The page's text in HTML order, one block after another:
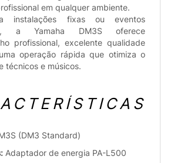
em qualquer ambiente.
instalações fixas ou eventos
a Yamaha DM3S oferece
profissional, excelente qualidade
operação rápida que otimiza o
técnicos e músicos.
(DM3 Standard)
Adaptador de energia PA-L500